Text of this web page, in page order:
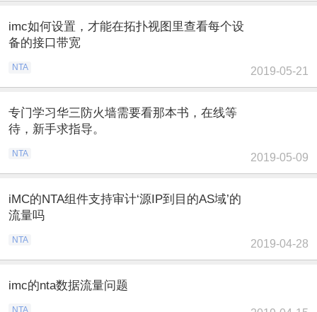
imc如何设置，才能在拓扑视图里查看每个设
备的接口带宽
NTA 2019-05-21
专门学习华三防火墙需要看那本书，在线等
待，新手求指导。
NTA 2019-05-09
iMC的NTA组件支持审计‘源IP到目的AS域’的
流量吗
NTA 2019-04-28
imc的nta数据流量问题
NTA